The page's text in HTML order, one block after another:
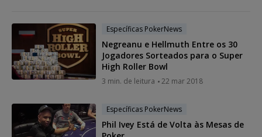
Específicas PokerNews
Negreanu e Hellmuth Entre os 30
Jogadores Sorteados para o Super
High Roller Bowl
3 min. de leitura 22 mar 2018
Específicas PokerNews
Phil Ivey Está de Volta às Mesas de